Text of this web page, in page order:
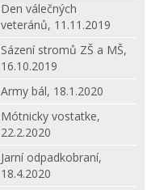
Den válečných
veteránů, 11.11.2019
Sázení stromů ZŠ a MŠ,
16.10.2019
Army bál, 18.1.2020
Mótnicky vostatke,
22.2.2020
Jarní odpadkobraní,
18.4.2020